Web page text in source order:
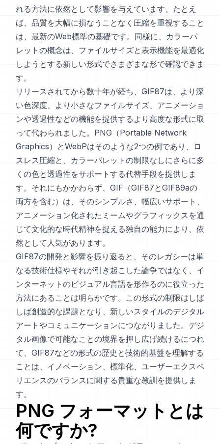
れる方法に依然として影響を与えています。たとえ
ば、品質を大幅に損なうことなく圧縮を重視すること
は、最新のWeb標準の基礎です。同様に、カラーパ
レットの概念は、ファイルサイズと表示機能を最適化
しようとする新しい形式でさまざまな形で確認できま
す。
リリースされてから数十年が経ち、GIF87は、より深
い色深度、より小さなファイルサイズ、アニメーショ
ンや透過性などの機能を提供するより高度な形式に取
って代わられました。PNG（Portable Network
Graphics）とWebPはそのような2つの例であり、ロ
スレス圧縮と、カラーパレットの制限なしにさらに多
くの色と透過性をサポートする代替手段を提供しま
す。それにもかかわらず、GIF（GIF87とGIF89aの
両方を含む）は、そのシンプルさ、幅広いサポート、
アニメーション化されたミームやグラフィックスを通
じて文化的な時代精神を捉える独自の能力により、依
然として人気があります。
GIF87の開発と影響を振り返ると、そのレガシーは単
なる技術仕様やそれが引き起こした論争ではなく、イ
ンターネットのビジュアル言語を形作るのに役立った
方法にあることは明らかです。この形式の制限はしば
しば創造的な課題となり、新しいスタイルのデジタル
アートやコミュニケーションにつながりました。デジ
タル画像で可能なことの境界を押し広げ続けるにつれ
て、GIF87などの形式の歴史と技術的基盤を理解する
ことは、イノベーション、標準化、ユーザーエクスペ
リエンスのバランスに関する貴重な教訓を提供しま
す。
PNG フォーマットとは
何ですか?